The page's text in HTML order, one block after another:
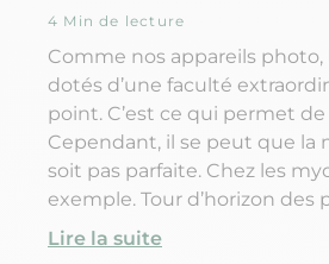
4 Min de lecture
Comme nos appareils photo,
dotés d’une faculté
point. C’est ce qui permet
Cependant, il se peut que la
soit pas parfaite. Chez les
exemple. Tour d’horizon des
problèmes de vue.
Lire la suite